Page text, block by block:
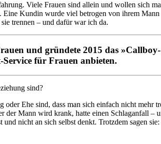
Viele Frauen sind allein und wollen sich
Eine Kundin wurde viel betrogen von ihrem
trennen – und dafür war ich da.
und gründete 2015 das
für Frauen anbieten.
sind?
oder Ehe sind, dass man sich einfach nicht
Mann wird krank, hatte einen Schlaganfall
nicht an sich selbst denkt. Trotzdem sagen